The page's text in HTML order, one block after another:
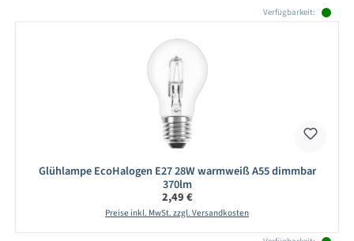
Verfügbarkeit:
Glühlampe EcoHalogen E27 28W warmweiß A55 dimmbar
370lm
Regulärer Preis:
2,49 €
Preise inkl. MwSt. zzgl. Versandkosten